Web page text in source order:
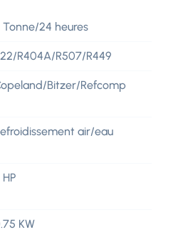
Tonne/24 heures
R404A/R507/R449
Bitzer/Refcomp
air/eau
KW